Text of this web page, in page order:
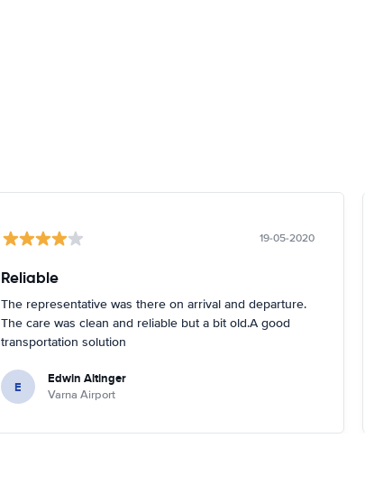
19-05-2020
Reliable
The representative was there on arrival and departure.
The care was clean and reliable but a bit old.A good
transportation solution
E Edwin Altinger
Varna Airport